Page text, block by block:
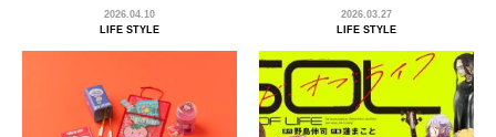
2026.04.10
LIFE STYLE
2026.03.27
LIFE STYLE